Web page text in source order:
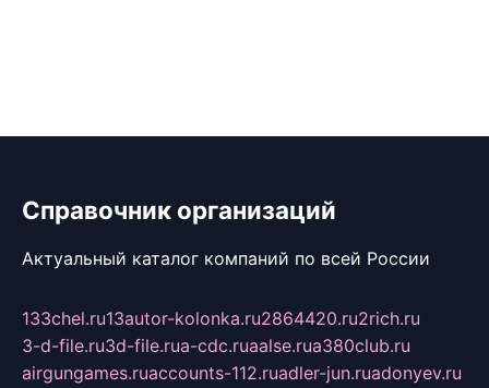
Справочник организаций
Актуальный каталог компаний по всей России
133chel.ru13autor-kolonka.ru2864420.ru2rich.ru
3-d-file.ru3d-file.rua-cdc.ruaalse.rua380club.ru
airgungames.ruaccounts-112.ruadler-jun.ruadonyev.ru